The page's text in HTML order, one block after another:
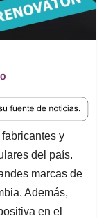
y
del país.
marcas de
Además,
en el